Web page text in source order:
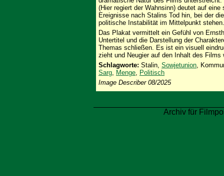
(Hier regiert der Wahnsinn) deutet auf
Ereignisse nach Stalins Tod hin, bei der
politische Instabilität im Mittelpunkt stehen.
Das Plakat vermittelt ein Gefühl von
Untertitel und die Darstellung der
Themas schließen. Es ist ein visuell
zieht und Neugier auf den Inhalt des Films
Schlagworte: Stalin, Sowjetunion,
Sarg, Menge, Politisch
Image Describer 08/2025
Archiv für